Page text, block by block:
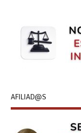
AFILIAD@S